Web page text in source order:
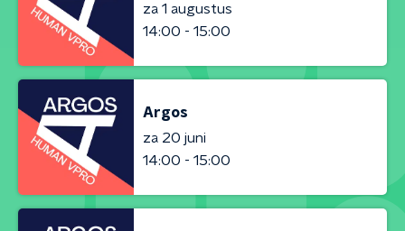
za 1 augustus
14:00 - 15:00
Argos
za 20 juni
14:00 - 15:00